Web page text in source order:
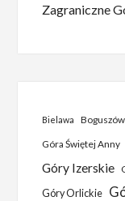
Zagraniczne
Bielawa
Góra Świętej Anny
Góry Izerskie
Góry Orlickie